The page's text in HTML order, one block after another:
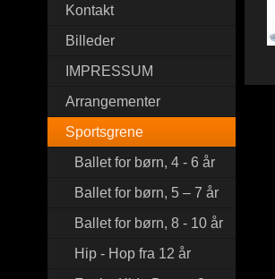
Kontakt
Billeder
IMPRESSUM
Arrangementer
Sportsgrene
Ballet for børn, 4 - 6 år
Ballet for børn, 5 – 7 år
Ballet for børn, 8 - 10 år
Hip - Hop fra 12 år